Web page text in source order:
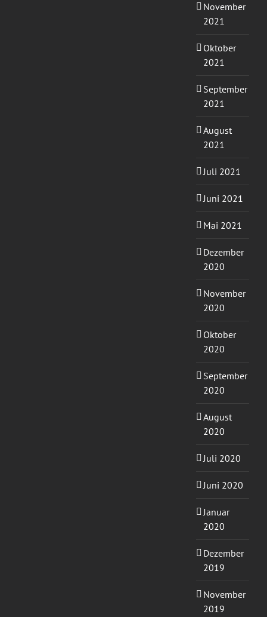
November
2021
Oktober
2021
September
2021
August
2021
Juli 2021
Juni 2021
Mai 2021
Dezember
2020
November
2020
Oktober
2020
September
2020
August
2020
Juli 2020
Juni 2020
Januar
2020
Dezember
2019
November
2019